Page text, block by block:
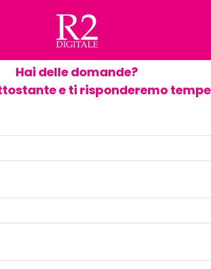
Hai delle domande?
e ti risponderemo